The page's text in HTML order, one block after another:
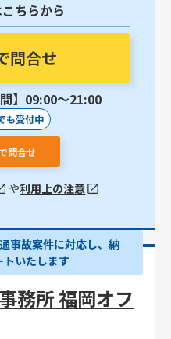
ちらから
問合せ
間】09:00〜21:00
も受付中
問合せ
や利用上の注意
事故案件に対応し、納
いたします
務所 福岡オフ